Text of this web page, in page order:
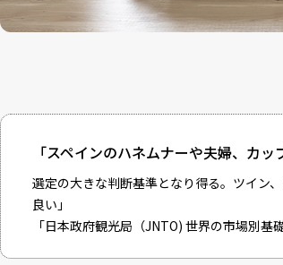
「スペインのハネムナーや夫婦、カ
選定の大きな判断基準となり得る。ツイン
良い」
「日本政府観光局（JNTO) 世界の市場別基